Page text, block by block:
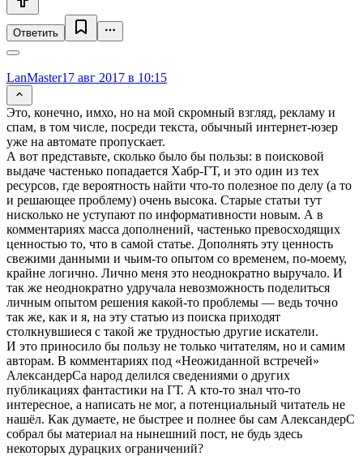
Ответить
LanMaster17 авг 2017 в 10:15
Это, конечно, имхо, но на мой скромный взгляд, рекламу и
спам, в том числе, посреди текста, обычный интернет-юзер
уже на автомате пропускает.
А вот представьте, сколько было бы пользы: в поисковой
выдаче частенько попадается Хабр-ГТ, и это один из тех
ресурсов, где вероятность найти что-то полезное по делу (а то
и решающее проблему) очень высока. Старые статьи тут
нисколько не уступают по информативности новым. А в
комментариях масса дополнений, частенько превосходящих
ценностью то, что в самой статье. Дополнять эту ценность
свежими данными и чьим-то опытом со временем, по-моему,
крайне логично. Лично меня это неоднократно выручало. И
так же неоднократно удручала невозможность поделиться
личным опытом решения какой-то проблемы — ведь точно
так же, как и я, на эту статью из поиска приходят
столкнувшиеся с такой же трудностью другие искатели.
И это приносило бы пользу не только читателям, но и самим
авторам. В комментариях под «Неожиданной встречей»
АлександерСа народ делился сведениями о других
публикациях фантастики на ГТ. А кто-то знал что-то
интересное, а написать не мог, а потенциальный читатель не
нашёл. Как думаете, не быстрее и полнее бы сам АлександерС
собрал бы материал на нынешний пост, не будь здесь
некоторых дурацких ограничений?